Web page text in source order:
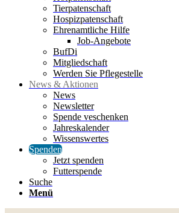
Tierpatenschaft
Hospizpatenschaft
Ehrenamtliche Hilfe
Job-Angebote
BufDi
Mitgliedschaft
Werden Sie Pflegestelle
News & Aktionen
News
Newsletter
Spende veschenken
Jahreskalender
Wissenswertes
Spenden
Jetzt spenden
Futterspende
Suche
Menü